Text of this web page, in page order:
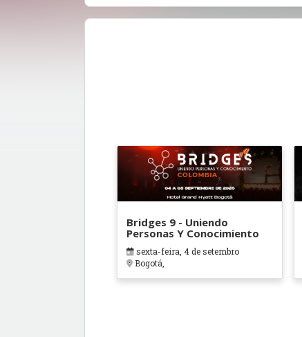
Bridges 9 - Uniendo
Personas Y Conocimiento
sexta-feira, 4 de setembro
Bogotá,